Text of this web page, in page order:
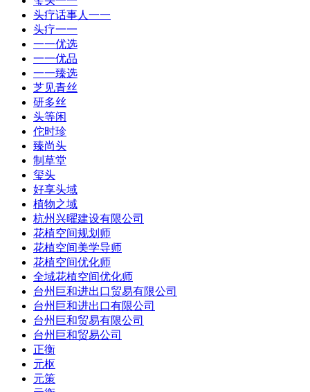
头疗话事人一一
头疗一一
一一优选
一一优品
一一臻选
芝见青丝
研多丝
头等闲
佗时珍
臻尚头
制草堂
玺头
好享头域
植物之域
杭州兴曜建设有限公司
花植空间规划师
花植空间美学导师
花植空间优化师
全域花植空间优化师
台州巨和进出口贸易有限公司
台州巨和进出口有限公司
台州巨和贸易有限公司
台州巨和贸易公司
正衡
元枢
元策